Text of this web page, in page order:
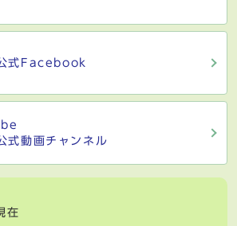
式Facebook
式動画チャンネル
在